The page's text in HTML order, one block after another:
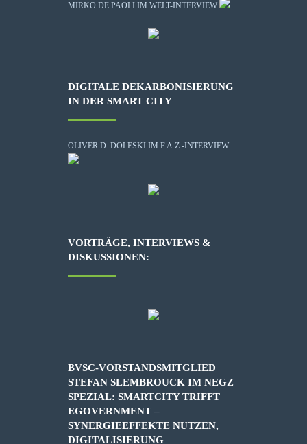
MIRKO DE PAOLI IM WELT-INTERVIEW
DIGITALE DEKARBONISIERUNG
IN DER SMART CITY
OLIVER D. DOLESKI IM F.A.Z.-INTERVIEW
VORTRÄGE, INTERVIEWS &
DISKUSSIONEN:
BVSC-VORSTANDSMITGLIED
STEFAN SLEMBROUCK IM NEGZ
SPEZIAL: SMARTCITY TRIFFT
EGOVERNMENT –
SYNERGIEEFFEKTE NUTZEN,
DIGITALISIERUNG